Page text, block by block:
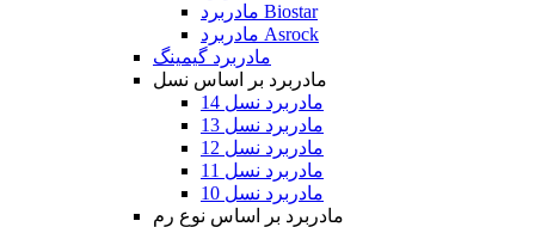
مادربرد Biostar
مادربرد Asrock
مادربرد گیمینگ
مادربرد بر اساس نسل
مادربرد نسل 14
مادربرد نسل 13
مادربرد نسل 12
مادربرد نسل 11
مادربرد نسل 10
مادربرد بر اساس نوع رم